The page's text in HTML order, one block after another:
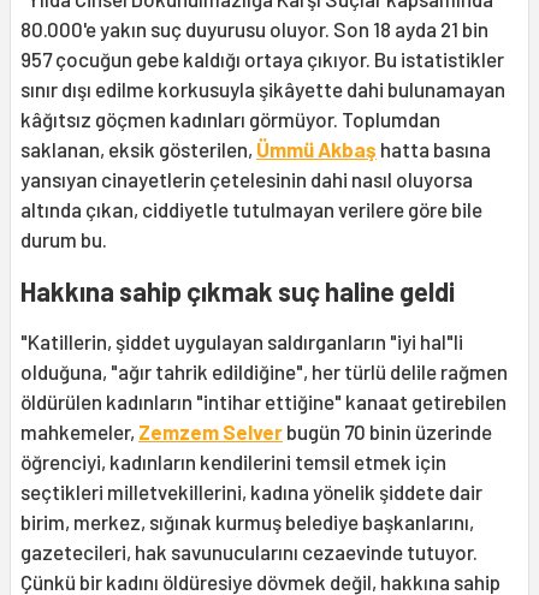
80.000'e yakın suç duyurusu oluyor. Son 18 ayda 21 bin
957 çocuğun gebe kaldığı ortaya çıkıyor. Bu istatistikler
sınır dışı edilme korkusuyla şikâyette dahi bulunamayan
kâğıtsız göçmen kadınları görmüyor. Toplumdan
saklanan, eksik gösterilen, Ümmü Akbaş hatta basına
yansıyan cinayetlerin çetelesinin dahi nasıl oluyorsa
altında çıkan, ciddiyetle tutulmayan verilere göre bile
durum bu.
Hakkına sahip çıkmak suç haline geldi
"Katillerin, şiddet uygulayan saldırganların "iyi hal"li
olduğuna, "ağır tahrik edildiğine", her türlü delile rağmen
öldürülen kadınların "intihar ettiğine" kanaat getirebilen
mahkemeler, Zemzem Selver bugün 70 binin üzerinde
öğrenciyi, kadınların kendilerini temsil etmek için
seçtikleri milletvekillerini, kadına yönelik şiddete dair
birim, merkez, sığınak kurmuş belediye başkanlarını,
gazetecileri, hak savunucularını cezaevinde tutuyor.
Çünkü bir kadını öldüresiye dövmek değil, hakkına sahip